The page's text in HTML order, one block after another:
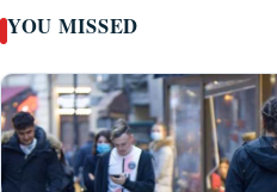
YOU MISSED